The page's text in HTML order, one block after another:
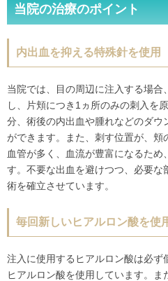
当院の治療のポイント
内出血を抑える特殊針を使用
当院では、目の周辺に注入する場合
し、片頬につき1ヵ所のみの刺入を
分、術後の内出血や腫れなどのダウ
ができます。また、刺す位置が、
血管が多く、血流が豊富になるため
す。不要な出血を避けつつ、必要
術を確立させています。
毎回新しいヒアルロン酸を使
注入に使用するヒアルロン酸は必
ヒアルロン酸を使用しています。ま